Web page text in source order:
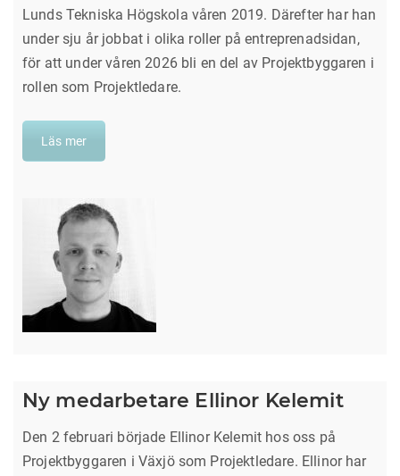
Lunds Tekniska Högskola våren 2019. Därefter har han
under sju år jobbat i olika roller på entreprenadsidan,
för att under våren 2026 bli en del av Projektbyggaren i
rollen som Projektledare.
Läs mer
Ny medarbetare Ellinor Kelemit
Den 2 februari började Ellinor Kelemit hos oss på
Projektbyggaren i Växjö som Projektledare. Ellinor har